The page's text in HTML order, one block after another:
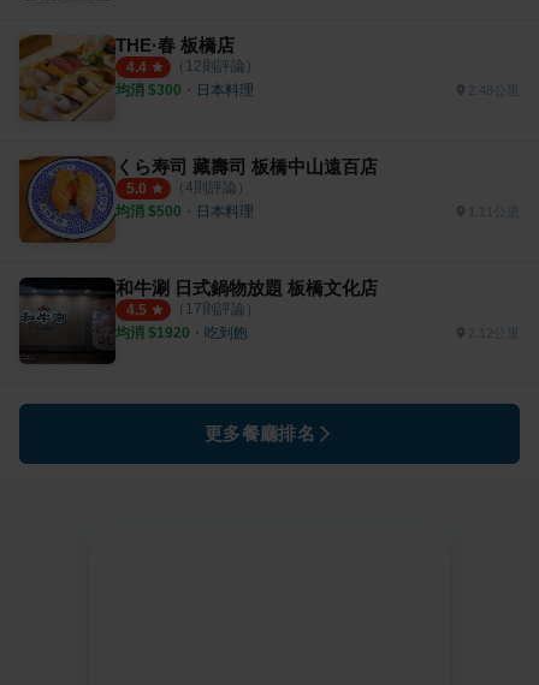
THE·春 板橋店
4.4 （ 12則評論）
均消 $300 ・ 日本料理 2.48公里
くら寿司 藏壽司 板橋中山遠百店
5.0 （ 4則評論）
均消 $500 ・ 日本料理
和牛涮 日式鍋物放題 板橋文化店
4.5 （ 17則評論）
均消 $1920 ・ 吃到飽
更多餐廳排名